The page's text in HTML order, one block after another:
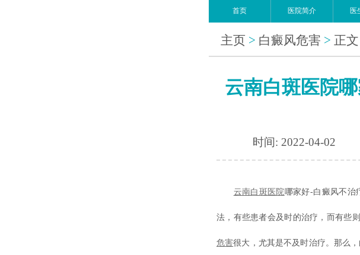
首页 医院简介 医
主页 > 白癜风危害 > 正文
云南白斑医院
时间: 2022-04-02
云南白斑医院哪家好-白癜风不治
法，有些患者会及时的治疗，而有些
危害很大，尤其是不及时治疗。那么